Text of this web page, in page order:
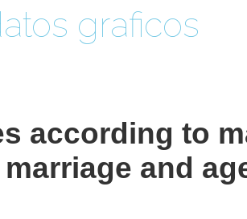
graficos
according to
and